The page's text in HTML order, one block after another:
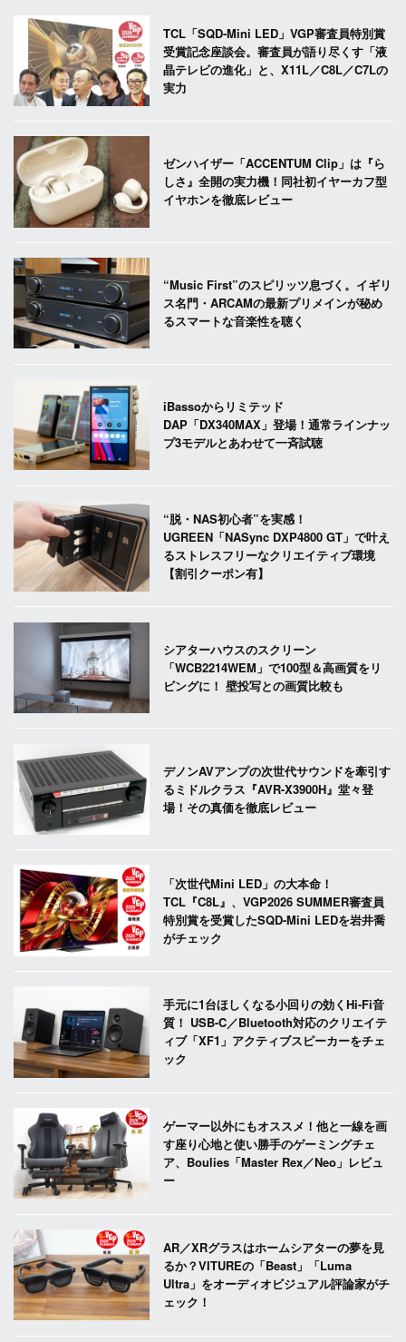
TCL「SQD-Mini LED」VGP審査員特別賞
受賞記念座談会。審査員が語り尽くす「液
晶テレビの進化」と、X11L／C8L／C7Lの
実力
ゼンハイザー「ACCENTUM Clip」は『ら
しさ』全開の実力機！同社初イヤーカフ型
イヤホンを徹底レビュー
“Music First”のスピリッツ息づく。イギリ
ス名門・ARCAMの最新プリメインが秘め
るスマートな音楽性を聴く
iBassoからリミテッド
DAP「DX340MAX」登場！通常ラインナッ
プ3モデルとあわせて一斉試聴
“脱・NAS初心者”を実感！
UGREEN「NASync DXP4800 GT」で叶え
るストレスフリーなクリエイティブ環境
【割引クーポン有】
シアターハウスのスクリーン
「WCB2214WEM」で100型＆高画質をリ
ビングに！ 壁投写との画質比較も
デノンAVアンプの次世代サウンドを牽引す
るミドルクラス『AVR-X3900H』堂々登
場！その真価を徹底レビュー
「次世代Mini LED」の大本命！
TCL『C8L』、VGP2026 SUMMER審査員
特別賞を受賞したSQD-Mini LEDを岩井喬
がチェック
手元に1台ほしくなる小回りの効くHi-Fi音
質！ USB-C／Bluetooth対応のクリエイテ
ィブ「XF1」アクティブスピーカーをチェ
ック
ゲーマー以外にもオススメ！他と一線を画
す座り心地と使い勝手のゲーミングチェ
ア、Boulies「Master Rex／Neo」レビュ
ー
AR／XRグラスはホームシアターの夢を見
るか？VITUREの「Beast」「Luma
Ultra」をオーディオビジュアル評論家がチ
ェック！